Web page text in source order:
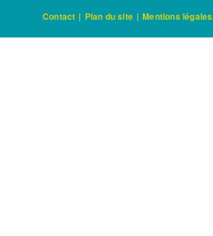
Contact | Plan du site | Mentions légales